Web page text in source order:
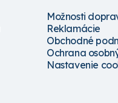
Možnosti
Reklamácie
Obchodné
Ochrana
Nastavenie